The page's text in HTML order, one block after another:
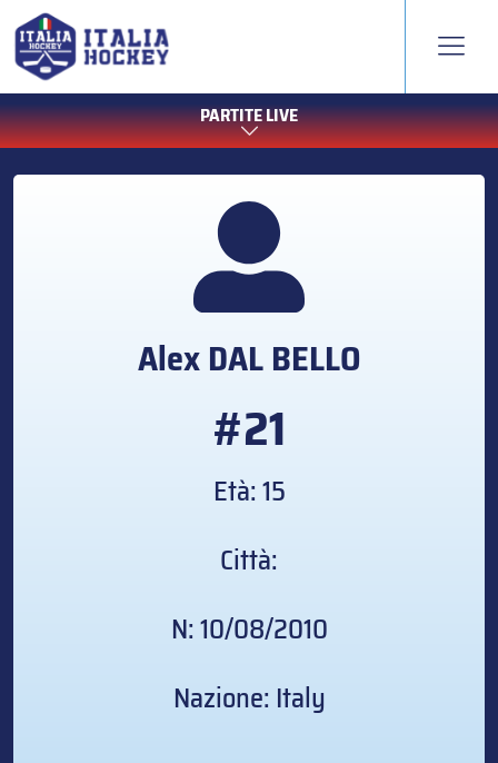
PARTITE LIVE
AlexDAL BELLO
#21
Età: 15
Città:
N: 10/08/2010
Nazione: Italy